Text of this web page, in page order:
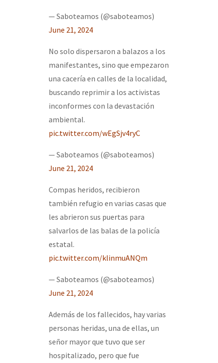
— Saboteamos (@saboteamos)
June 21, 2024
No solo dispersaron a balazos a los
manifestantes, sino que empezaron
una cacería en calles de la localidad,
buscando reprimir a los activistas
inconformes con la devastación
ambiental.
pic.twitter.com/wEgSjv4ryC
— Saboteamos (@saboteamos)
June 21, 2024
Compas heridos, recibieron
también refugio en varias casas que
les abrieron sus puertas para
salvarlos de las balas de la policía
estatal.
pic.twitter.com/klinmuANQm
— Saboteamos (@saboteamos)
June 21, 2024
Además de los fallecidos, hay varias
personas heridas, una de ellas, un
señor mayor que tuvo que ser
hospitalizado, pero que fue